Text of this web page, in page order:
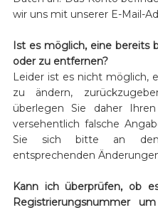
wir uns mit unserer E-Mail-
Ist es möglich, eine bereits
oder zu entfernen?
Leider ist es nicht möglich,
zu ändern,
überlegen Sie daher
versehentlich falsche
Sie sich bitte an den
entsprechenden
Kann ich überprüfen, ob
Registrierungsnummer